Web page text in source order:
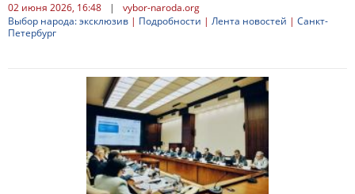
02 июня 2026, 16:48 |
vybor-naroda.org
Выбор народа: эксклюзив | Подробности | Лента новостей | Санкт-
Петербург